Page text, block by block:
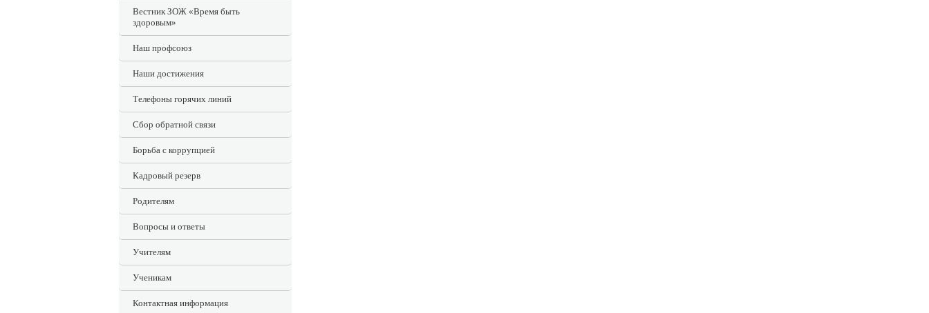
Вестник ЗОЖ «Время быть
здоровым»
Наш профсоюз
Наши достижения
Телефоны горячих линий
Сбор обратной связи
Борьба с коррупцией
Кадровый резерв
Родителям
Вопросы и ответы
Учителям
Ученикам
Контактная информация